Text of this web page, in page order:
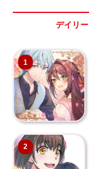
デイリー
1
2